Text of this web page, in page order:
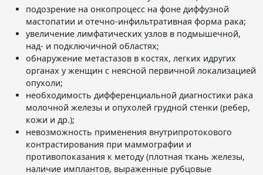
подозрение на онкопроцесс на фоне диффузной
мастопатии и отечно-инфильтративная форма рака;
увеличение лимфатических узлов в подмышечной,
над- и подключичной областях;
обнаружение метастазов в костях, легких идругих
органах у женщин с неясной первичной локализацией
опухоли;
необходимость дифференциальной диагностики рака
молочной железы и опухолей грудной стенки (ребер,
кожи и др.);
невозможность применения внутрипротокового
контрастирования при маммографии и
противопоказания к методу (плотная ткань железы,
наличие имплантов, выраженные рубцовые